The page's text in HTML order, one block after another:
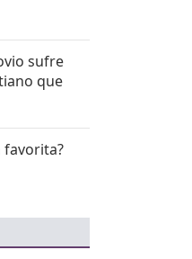
sufre
que
favorita?